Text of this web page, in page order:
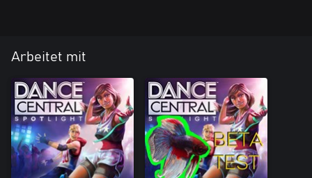
Arbeitet mit